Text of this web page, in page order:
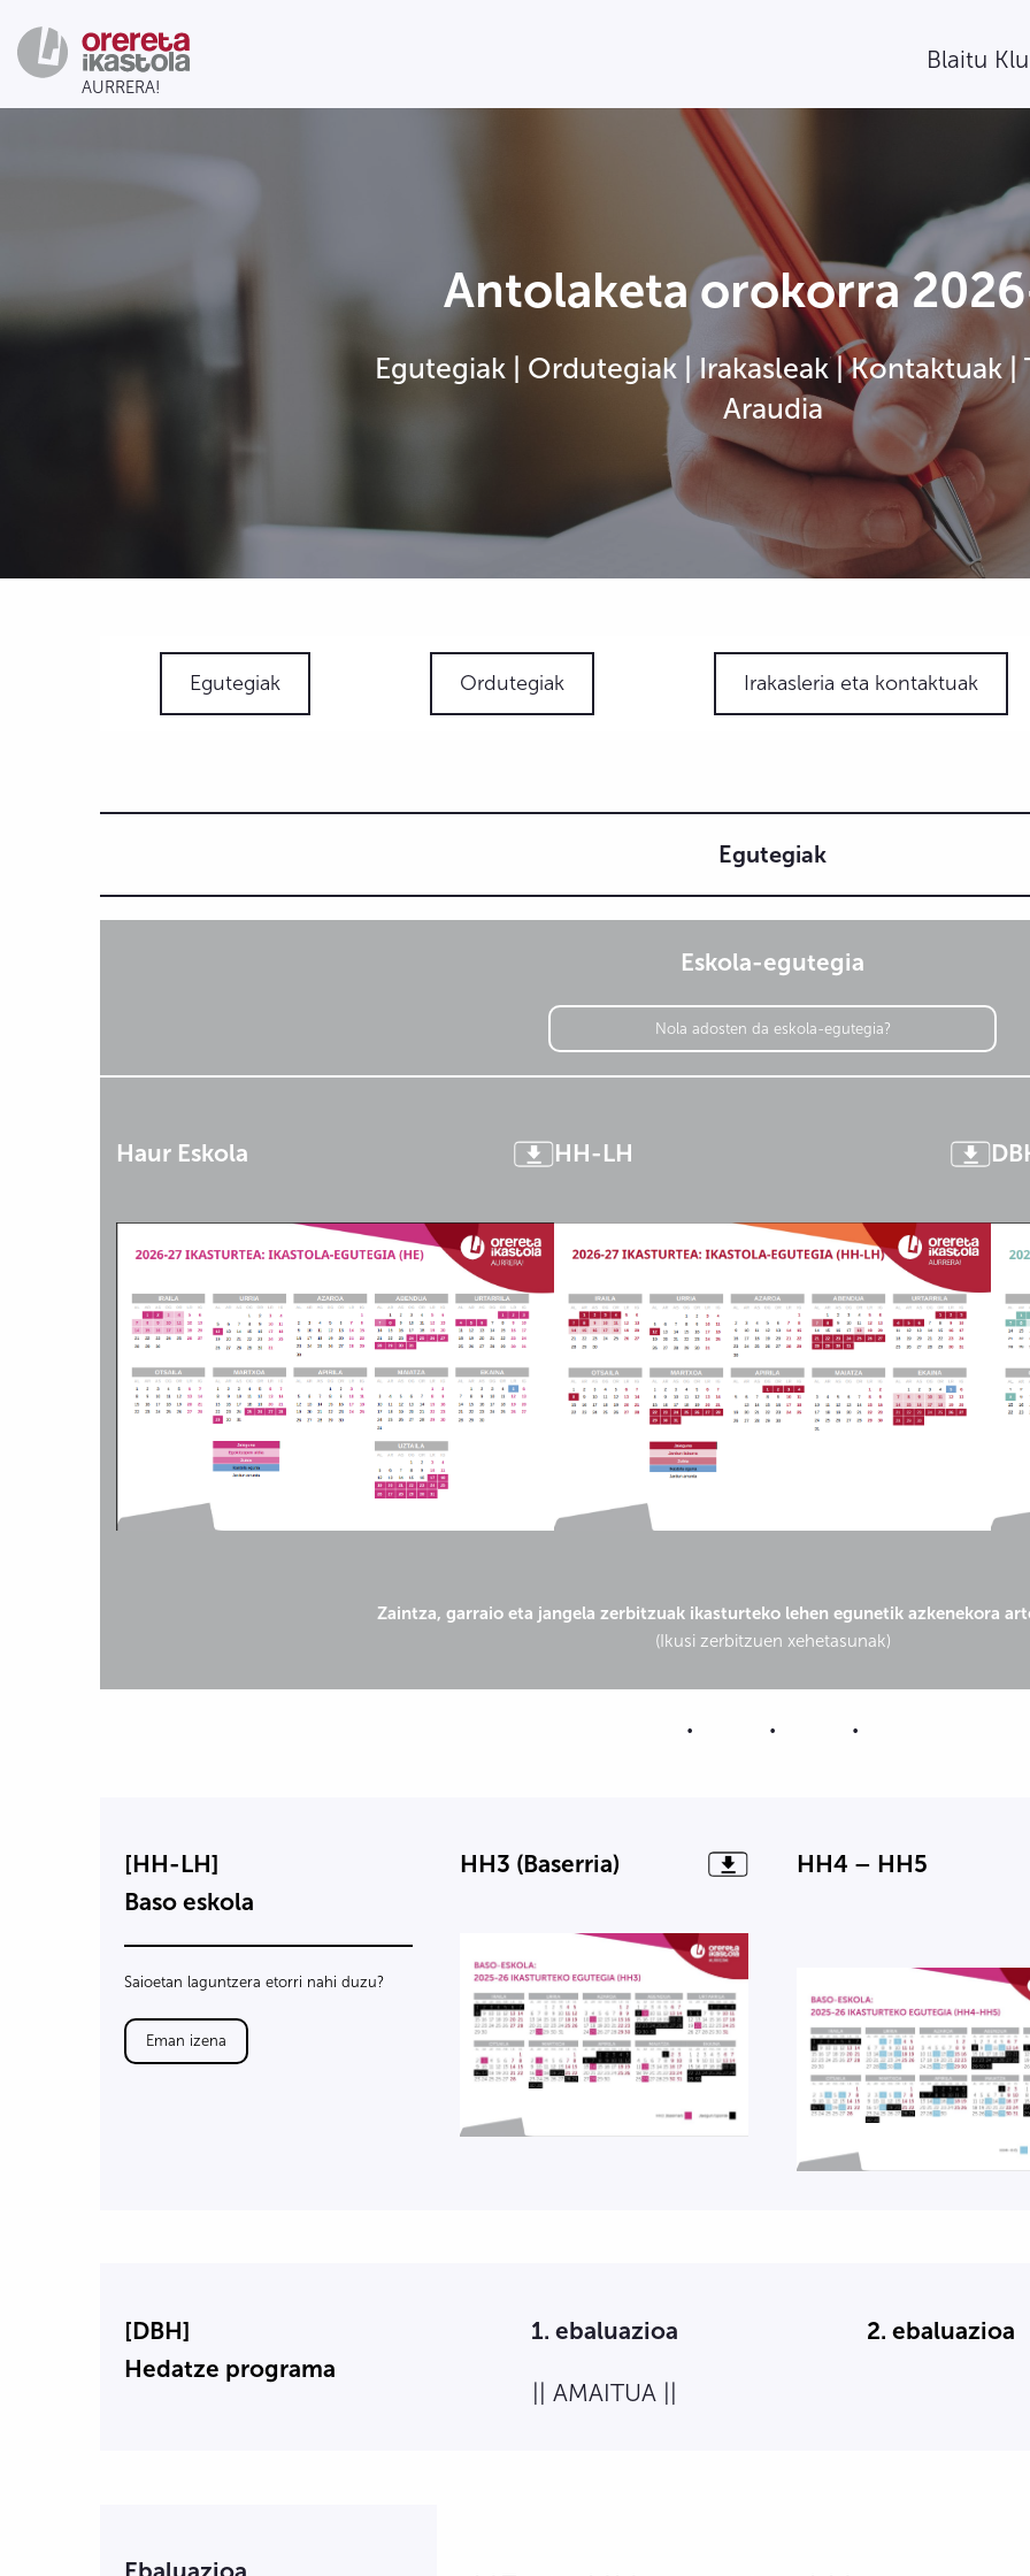
Blaitu
Antolaketa orokorra
Egutegiak | Ordutegiak | Irakasleak | Kontaktuak |
Araudia
Egutegiak Ordutegiak Irakasleria eta kontaktuak
Egutegiak
Eskola-egutegia
Nola adosten da eskola-egutegia?
Haur Eskola HH-LH
Zaintza, garraio eta jangela zerbitzuak ikasturteko lehen egunetik azkenekora
(Ikusi zerbitzuen xehetasunak)
[HH-LH]
Baso eskola
Saioetan laguntzera etorri nahi duzu?
Eman izena
HH3 (Baserria) HH4 – HH5
[DBH]
Hedatze programa
1. ebaluazioa
|| AMAITUA ||
2. ebaluazioa